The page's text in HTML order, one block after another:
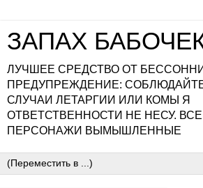
ЗАПАХ
ЛУЧШЕЕ СРЕДСТВО ОТ
ПРЕДУПРЕЖДЕНИЕ:
СЛУЧАИ ЛЕТАРГИИ ИЛИ КОМЫ Я
ОТВЕТСТВЕННОСТИ НЕ НЕСУ.
ПЕРСОНАЖИ ВЫМЫШЛЕННЫЕ